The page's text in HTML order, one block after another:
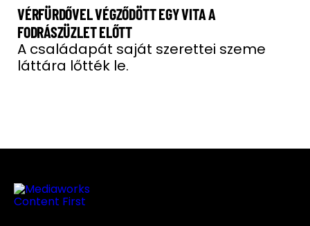
VÉRFÜRDŐVEL VÉGZŐDÖTT EGY VITA A
FODRÁSZÜZLET ELŐTT
A családapát saját szerettei szeme
láttára lőtték le.